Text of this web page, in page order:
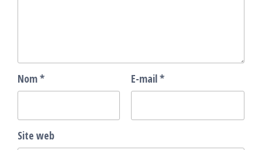
Nom* E-mail*
Site web